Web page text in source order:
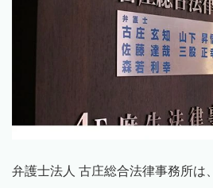
弁護士法人 古庄総合法律事務所は、